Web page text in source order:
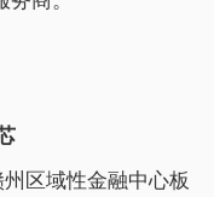
区域性金融中心板